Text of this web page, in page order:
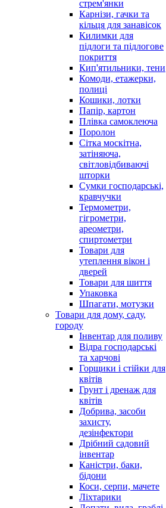
стрем'янки
Карнізи, гачки та
кільця для занавісок
Килимки для
підлоги та підлогове
покриття
Кип'ятильники, тени
Комоди, етажерки,
полиці
Кошики, лотки
Папір, картон
Плівка самоклеюча
Поролон
Сітка москітна,
затіняюча,
світловідбиваючі
шторки
Сумки господарські,
кравчучки
Термометри,
гігрометри,
ареометри,
спиртометри
Товари для
утеплення вікон і
дверей
Товари для шиття
Упаковка
Шпагати, мотузки
Товари для дому, саду,
городу
Інвентар для поливу
Відра господарські
та харчові
Горщики і стійки для
квітів
Грунт і дренаж для
квітів
Добрива, засоби
захисту,
дезінфектори
Дрібний садовий
інвентар
Каністри, баки,
бідони
Коси, серпи, мачете
Ліхтарики